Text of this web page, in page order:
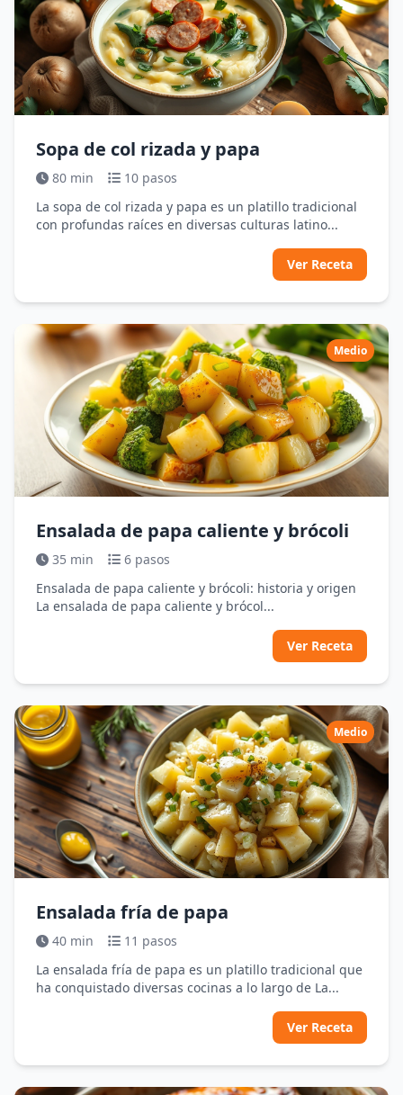
Sopa de col rizada y papa
80 min
10 pasos
La sopa de col rizada y papa es un platillo tradicional
con profundas raíces en diversas culturas latino...
Ver Receta
Medio
Ensalada de papa caliente y brócoli
35 min
6 pasos
Ensalada de papa caliente y brócoli: historia y origen
La ensalada de papa caliente y brócol...
Ver Receta
Medio
Ensalada fría de papa
40 min
11 pasos
La ensalada fría de papa es un platillo tradicional que
ha conquistado diversas cocinas a lo largo de La...
Ver Receta